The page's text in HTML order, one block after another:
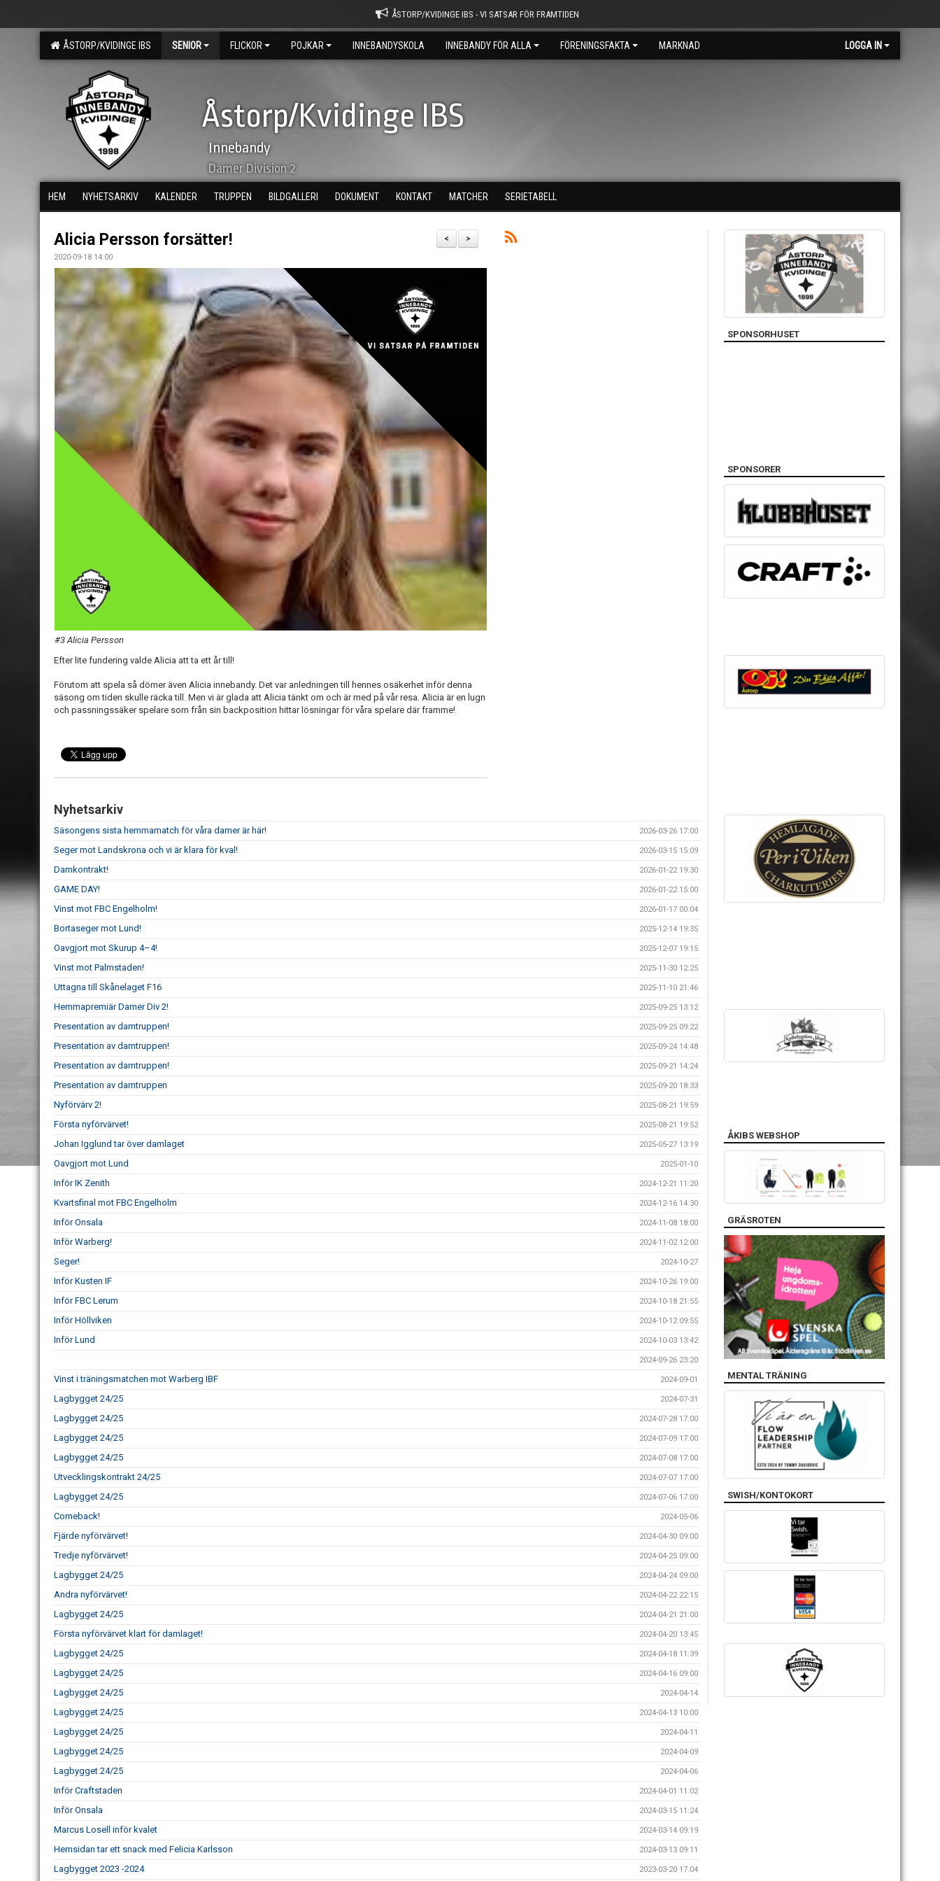
ÅSTORP/KVIDINGE IBS - VI SATSAR FÖR FRAMTIDEN
ÅSTORP/KVIDINGE IBS SENIOR FLICKOR POJKAR INNEBANDYSKOLA INNEBANDY FÖR ALLA FÖRENINGSFAKTA MARKNAD LOGGA IN
Åstorp/Kvidinge IBS
Innebandy
Damer Division 2
HEM NYHETSARKIV KALENDER TRUPPEN BILDGALLERI DOKUMENT KONTAKT MATCHER SERIETABELL
>
<
Alicia Persson forsätter!
2020-09-18 14:00
#3 Alicia Persson
Efter lite fundering valde Alicia att ta ett år till!
Förutom att spela så dömer även Alicia innebandy. Det var anledningen till hennes osäkerhet inför denna
säsong om tiden skulle räcka till. Men vi är glada att Alicia tänkt om och är med på vår resa. Alicia är en lugn
och passningssäker spelare som från sin backposition hittar lösningar för våra spelare där framme!
Nyhetsarkiv
Säsongens sista hemmamatch för våra damer är här! 2026-03-26 17:00
Seger mot Landskrona och vi är klara för kval! 2026-03-15 15:09
Damkontrakt! 2026-01-22 19:30
GAME DAY! 2026-01-22 15:00
Vinst mot FBC Engelholm! 2026-01-17 00:04
Bortaseger mot Lund! 2025-12-14 19:35
Oavgjort mot Skurup 4–4! 2025-12-07 19:15
Vinst mot Palmstaden! 2025-11-30 12:25
Uttagna till Skånelaget F16 2025-11-10 21:46
Hemmapremiär Damer Div 2! 2025-09-25 13:12
Presentation av damtruppen! 2025-09-25 09:22
Presentation av damtruppen! 2025-09-24 14:48
Presentation av damtruppen! 2025-09-21 14:24
Presentation av damtruppen 2025-09-20 18:33
Nyförvärv 2! 2025-08-21 19:59
Första nyförvärvet! 2025-08-21 19:52
Johan Igglund tar över damlaget 2025-05-27 13:19
Oavgjort mot Lund 2025-01-10
Inför IK Zenith 2024-12-21 11:20
Kvartsfinal mot FBC Engelholm 2024-12-16 14:30
Inför Onsala 2024-11-08 18:00
Inför Warberg! 2024-11-02 12:00
Seger! 2024-10-27
Inför Kusten IF 2024-10-26 19:00
Inför FBC Lerum 2024-10-18 21:55
Inför Höllviken 2024-10-12 09:55
Inför Lund 2024-10-03 13:42
2024-09-26 23:20
Vinst i träningsmatchen mot Warberg IBF 2024-09-01
Lagbygget 24/25 2024-07-31
Lagbygget 24/25 2024-07-28 17:00
Lagbygget 24/25 2024-07-09 17:00
Lagbygget 24/25 2024-07-08 17:00
Utvecklingskontrakt 24/25 2024-07-07 17:00
Lagbygget 24/25 2024-07-06 17:00
Comeback! 2024-05-06
Fjärde nyförvärvet! 2024-04-30 09:00
Tredje nyförvärvet! 2024-04-25 09:00
Lagbygget 24/25 2024-04-24 09:00
Andra nyförvärvet! 2024-04-22 22:15
Lagbygget 24/25 2024-04-21 21:00
Första nyförvärvet klart för damlaget! 2024-04-20 13:45
Lagbygget 24/25 2024-04-18 11:39
Lagbygget 24/25 2024-04-16 09:00
Lagbygget 24/25 2024-04-14
Lagbygget 24/25 2024-04-13 10:00
Lagbygget 24/25 2024-04-11
Lagbygget 24/25 2024-04-09
Lagbygget 24/25 2024-04-06
Inför Craftstaden 2024-04-01 11:02
Inför Onsala 2024-03-15 11:24
Marcus Losell inför kvalet 2024-03-14 09:19
Hemsidan tar ett snack med Felicia Karlsson 2024-03-13 09:11
Lagbygget 2023 -2024 2023-03-20 17:04
SPONSORHUSET
SPONSORER
ÅKIBS WEBSHOP
GRÄSROTEN
MENTAL TRÄNING
SWISH/KONTOKORT